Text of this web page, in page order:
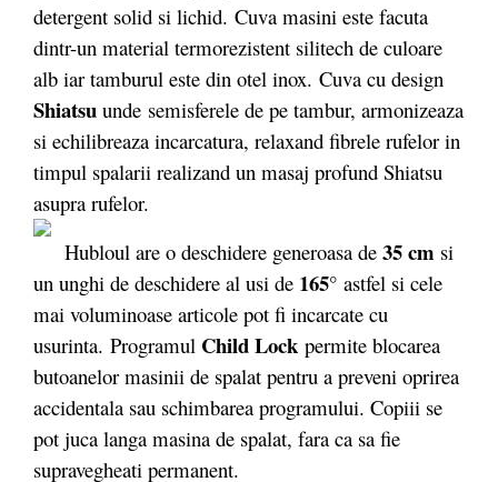
detergent solid si lichid. Cuva masini este facuta
dintr-un material termorezistent silitech de culoare
alb iar tamburul este din otel inox. Cuva cu design
Shiatsu unde semisferele de pe tambur, armonizeaza
si echilibreaza incarcatura, relaxand fibrele rufelor in
timpul spalarii realizand un masaj profund Shiatsu
asupra rufelor.
Hubloul are o deschidere generoasa de 35 cm si
un unghi de deschidere al usi de 165° astfel si cele
mai voluminoase articole pot fi incarcate cu
usurinta. Programul Child Lock permite blocarea
butoanelor masinii de spalat pentru a preveni oprirea
accidentala sau schimbarea programului. Copiii se
pot juca langa masina de spalat, fara ca sa fie
supravegheati permanent.